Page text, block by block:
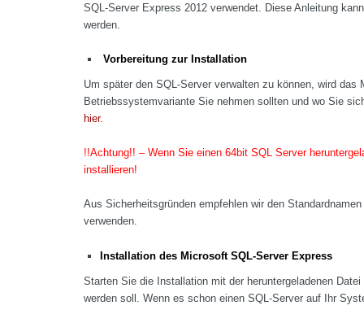
SQL-Server Express 2012 verwendet. Diese Anleitung
werden.
Vorbereitung zur Installation
Um später den SQL-Server verwalten zu können, wird
Betriebssystemvariante Sie nehmen sollten und wo Sie
hier.
!!Achtung!! – Wenn Sie einen 64bit SQL Server
installieren!
Aus Sicherheitsgründen empfehlen wir den
verwenden.
Installation des Microsoft SQL-Server Express
Starten Sie die Installation mit der heruntergeladenen
werden soll. Wenn es schon einen SQL-Server auf Ihr